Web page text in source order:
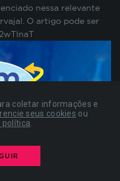
coletar informações e
seus cookies ou
política
nessa relevante
O artigo pode ser
por nossos
interesses e, a partir
para você em
armazenadas são